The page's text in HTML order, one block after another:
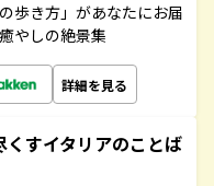
歩き方」があなたにお届
やしの絶景集
詳細を見る
すイタリアのことば